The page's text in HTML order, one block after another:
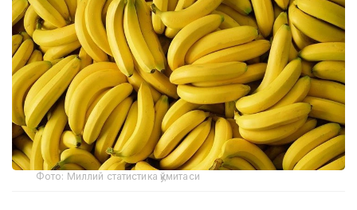
Фото: Миллий статистика қўмитаси